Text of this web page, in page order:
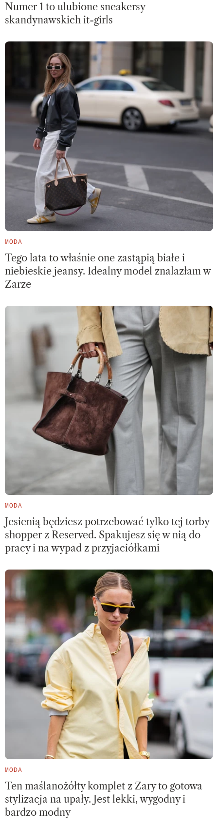
Numer 1 to ulubione sneakersy
skandynawskich it-girls
MODA
Tego lata to właśnie one zastąpią białe i
niebieskie jeansy. Idealny model znalazłam w
Zarze
MODA
Jesienią będziesz potrzebować tylko tej torby
shopper z Reserved. Spakujesz się w nią do
pracy i na wypad z przyjaciółkami
MODA
Ten maślanożółty komplet z Zary to gotowa
stylizacja na upały. Jest lekki, wygodny i
bardzo modny